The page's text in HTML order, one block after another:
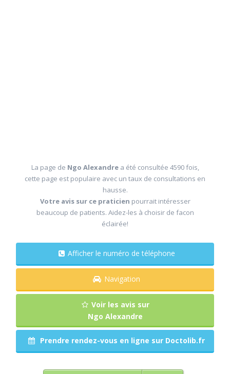
La page de Ngo Alexandre a été consultée 4590 fois,
cette page est populaire avec un taux de consultations en
hausse.
Votre avis sur ce praticien pourrait intéresser
beaucoup de patients. Aidez-les à choisir de facon
éclairée!
Afficher le numéro de téléphone
Navigation
Voir les avis sur
Ngo Alexandre
Prendre rendez-vous en ligne sur Doctolib.fr